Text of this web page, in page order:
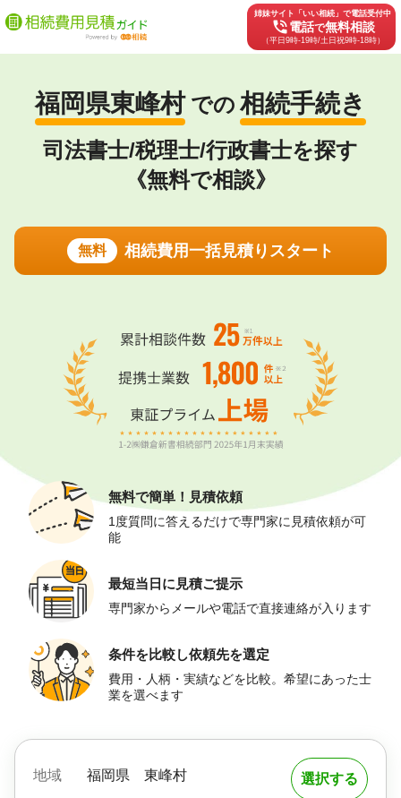
姉妹サイト「いい相続」で電話受付中
phone_in_talk電話で無料相談
（平日9時-19時/土日祝9時-18時）
福岡県東峰村 での 相続手続き
司法書士/税理士/行政書士を探す
《無料で相談》
無料 相続費用一括見積りスタート
無料で簡単！ 見積依頼
1度質問に答えるだけで専門家に見積依頼が可
能
最短当日に 見積ご提示
専門家からメールや電話で直接連絡が入ります
条件を比較し依頼先を選定
費用・人柄・実績などを比較。希望にあった士
業を選べます
地域 福岡県 東峰村 選択する